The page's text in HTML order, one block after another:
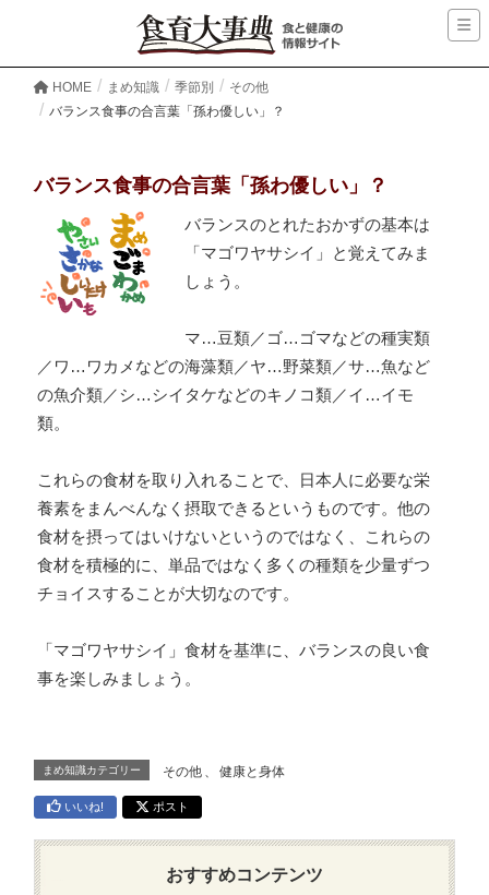
HOME まめ知識 季節別
その他
バランス食事の合言葉「孫わ優しい」？
バランス食事の合言葉「孫わ優しい」？
バランスのとれたおかずの基本は
「マゴワヤサシイ」と覚えてみま
しょう。
マ…豆類／ゴ…ゴマなどの種実類
／ワ…ワカメなどの海藻類／ヤ…野菜類／サ…魚など
の魚介類／シ…シイタケなどのキノコ類／イ…イモ
類。
これらの食材を取り入れることで、日本人に必要な栄
養素をまんべんなく摂取できるというものです。他の
食材を摂ってはいけないというのではなく、これらの
食材を積極的に、単品ではなく多くの種類を少量ずつ
チョイスすることが大切なのです。
「マゴワヤサシイ」食材を基準に、バランスの良い食
事を楽しみましょう。
まめ知識カテゴリー その他 、 健康と身体
いいね! ポスト
おすすめコンテンツ